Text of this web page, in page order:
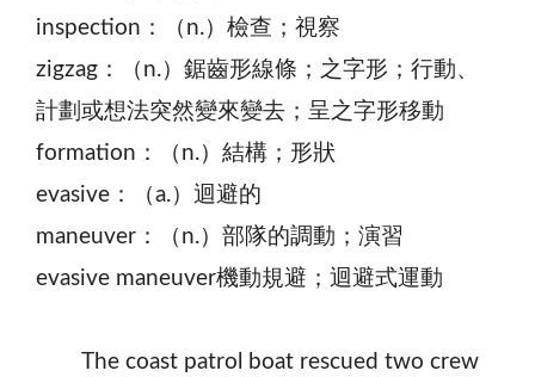
inspection：（n.）檢查；視察
zigzag：（n.）鋸齒形線條；之字形；行動、
計劃或想法突然變來變去；呈之字形移動
formation：（n.）結構；形狀
evasive：（a.）迴避的
maneuver：（n.）部隊的調動；演習
evasive maneuver機動規避；迴避式運動
The coast patrol boat rescued two crew